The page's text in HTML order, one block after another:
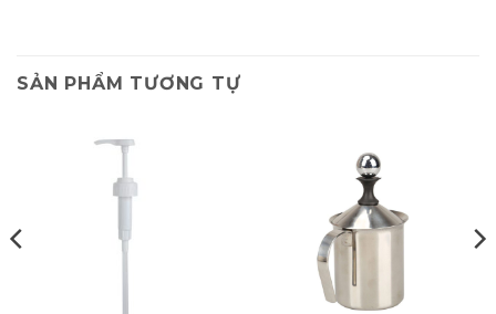
SẢN PHẨM TƯƠNG TỰ